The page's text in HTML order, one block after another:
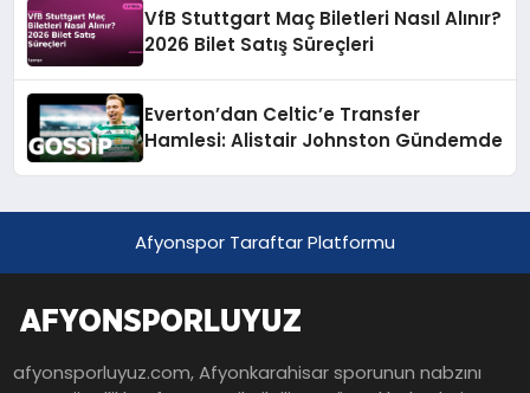
VfB Stuttgart Maç Biletleri Nasıl Alınır?
2026 Bilet Satış Süreçleri
Everton’dan Celtic’e Transfer
Hamlesi: Alistair Johnston Gündemde
Afyonspor Taraftar Platformu
afyonsporluyuz.com, Afyonkarahisar sporunun nabzını